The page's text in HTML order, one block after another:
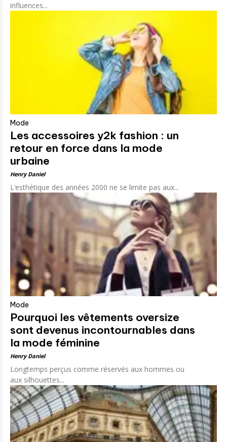
influences...
Mode
Les accessoires y2k fashion : un
retour en force dans la mode
urbaine
Henry Daniel
L’esthétique des années 2000 ne se limite pas aux...
Mode
Pourquoi les vêtements oversize
sont devenus incontournables dans
la mode féminine
Henry Daniel
Longtemps perçus comme réservés aux hommes ou
aux silhouettes...